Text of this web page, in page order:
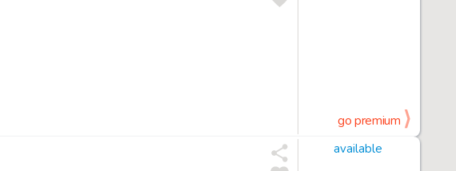
go premium
available